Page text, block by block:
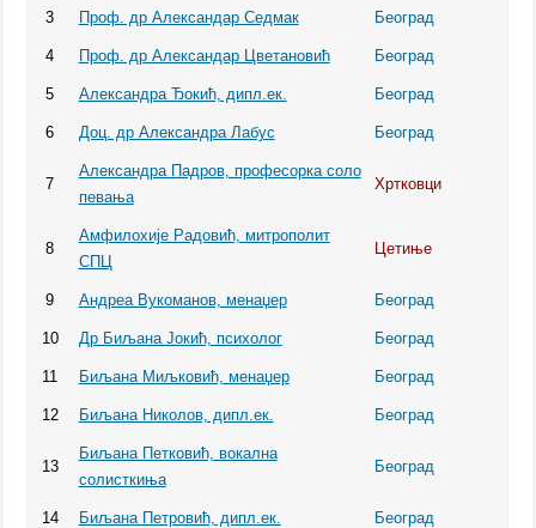
3 Проф. др Александар Седмак Београд
4 Проф. др Александар Цветановић Београд
5 Александра Ђокић, дипл.ек. Београд
6 Доц. др Александра Лабус Београд
7
Александра Падров, професорка соло
певања
Хртковци
8
Амфилохије Радовић, митрополит
СПЦ
Цетиње
9 Андреа Вукоманов, менаџер Београд
10 Др Биљана Јокић, психолог Београд
11 Биљана Миљковић, менаџер Београд
12 Биљана Николов, дипл.ек. Београд
13
Биљана Петковић, вокална
солисткиња
Београд
14 Биљана Петровић, дипл.ек. Београд